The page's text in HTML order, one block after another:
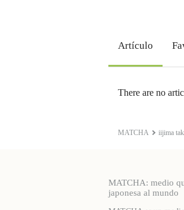
MATCHA iijima
Artículo
There are no
MATCHA: medio
japonesa al mundo